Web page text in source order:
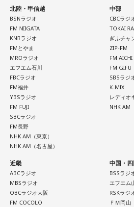
北陸・甲信越
BSNラジオ
FM NIIGATA
KNBラジオ
FMとやま
MROラジオ
エフエム石川
FBCラジオ
FM福井
YBSラジオ
FM FUJI
SBCラジオ
FM長野
NHK AM（東京）
NHK AM（名古屋）
中部
CBCラジ
TOKAI
ぎふチャ
ZIP-FM
FM AICHI
FM GIFU
SBSラジ
K-MIX
レディオ
NHK AM
近畿
ABCラジオ
MBSラジオ
OBCラジオ大阪
FM COCOLO
中国・
BSSラジ
エフエム
RSKラジ
ＦＭ岡山